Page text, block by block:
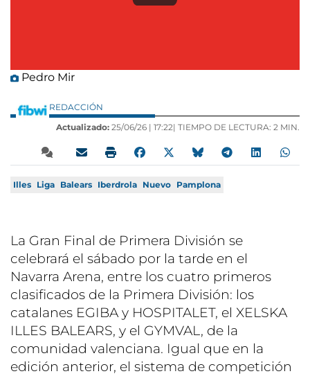
Pedro Mir
REDACCIÓN
Actualizado: 25/06/26 | 17:22| TIEMPO DE LECTURA: 2 MIN.
Illes Liga Balears Iberdrola Nuevo Pamplona
La Gran Final de Primera División se
celebrará el sábado por la tarde en el
Navarra Arena, entre los cuatro primeros
clasificados de la Primera División: los
catalanes EGIBA y HOSPITALET, el XELSKA
ILLES BALEARS, y el GYMVAL, de la
comunidad valenciana. Igual que en la
edición anterior, el sistema de competición